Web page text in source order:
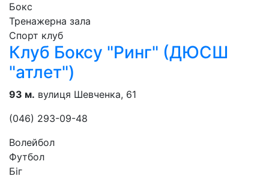
Бокс
Тренажерна зала
Спорт клуб
Клуб Боксу "Ринг" (ДЮСШ
"атлет")
93 м. вулиця Шевченка, 61
(046) 293-09-48
Волейбол
Футбол
Біг